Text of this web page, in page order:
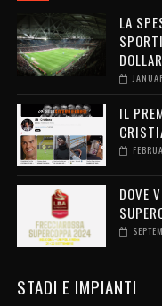
LA
IL
DOVE
STADI E IMPIANTI